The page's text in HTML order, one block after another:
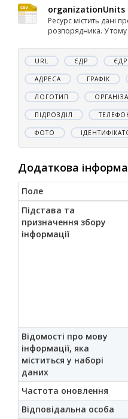
organizationUnits
Ресурс містить дані
розпорядника. У тому
URL ЄДР
АДРЕСА ГРАФІК
ЛОГОТИП
ПІДРОЗДІЛ
ФОТО
Додаткова
Поле
Підстава та
призначення збору
інформації
Відомості про мову
інформації, яка
міститься у наборі
даних
Частота оновлення
Відповідальна особа